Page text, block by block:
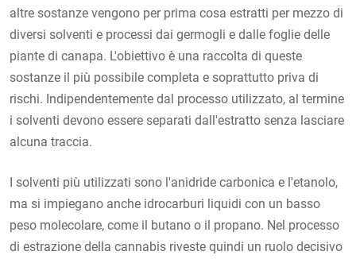
altre sostanze vengono per prima cosa estratti per mezzo di
diversi solventi e processi dai germogli e dalle foglie delle
piante di canapa. L'obiettivo è una raccolta di queste
sostanze il più possibile completa e soprattutto priva di
rischi. Indipendentemente dal processo utilizzato, al termine
i solventi devono essere separati dall'estratto senza lasciare
alcuna traccia.
I solventi più utilizzati sono l'anidride carbonica e l'etanolo,
ma si impiegano anche idrocarburi liquidi con un basso
peso molecolare, come il butano o il propano. Nel processo
di estrazione della cannabis riveste quindi un ruolo decisivo